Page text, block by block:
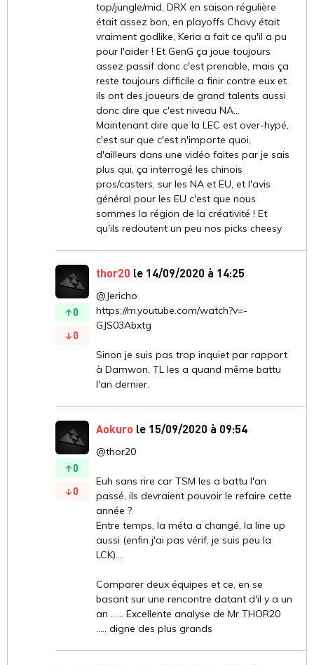
top/jungle/mid, DRX en saison régulière
était assez bon, en playoffs Chovy était
vraiment godlike, Keria a fait ce qu'il a pu
pour l'aider ! Et GenG ça joue toujours
assez passif donc c'est prenable, mais ça
reste toujours difficile a finir contre eux et
ils ont des joueurs de grand talents aussi
donc dire que c'est niveau NA...
Maintenant dire que la LEC est over-hypé,
c'est sur que c'est n'importe quoi,
d'ailleurs dans une vidéo faites par je sais
plus qui, ça interrogé les chinois
pros/casters, sur les NA et EU, et l'avis
général pour les EU c'est que nous
sommes la région de la créativité ! Et
qu'ils redoutent un peu nos picks cheesy
0
0
thor20 le 14/09/2020 à 14:25
@Jericho
https://m.youtube.com/watch?v=-
GJS03Abxtg
Sinon je suis pas trop inquiet par rapport
à Damwon, TL les a quand même battu
l'an dernier.
0
0
Aokuro le 15/09/2020 à 09:54
@thor20
Euh sans rire car TSM les a battu l'an
passé, ils devraient pouvoir le refaire cette
année ?
Entre temps, la méta a changé, la line up
aussi (enfin j'ai pas vérif, je suis peu la
LCK)....
Comparer deux équipes et ce, en se
basant sur une rencontre datant d'il y a un
an ...... Excellente analyse de Mr THOR20
..... digne des plus grands